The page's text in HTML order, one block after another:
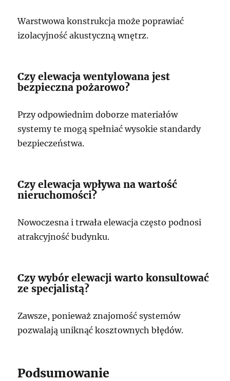
Warstwowa konstrukcja może poprawiać
izolacyjność akustyczną wnętrz.
Czy elewacja wentylowana jest
bezpieczna pożarowo?
Przy odpowiednim doborze materiałów
systemy te mogą spełniać wysokie standardy
bezpieczeństwa.
Czy elewacja wpływa na wartość
nieruchomości?
Nowoczesna i trwała elewacja często podnosi
atrakcyjność budynku.
Czy wybór elewacji warto konsultować
ze specjalistą?
Zawsze, ponieważ znajomość systemów
pozwalają uniknąć kosztownych błędów.
Podsumowanie